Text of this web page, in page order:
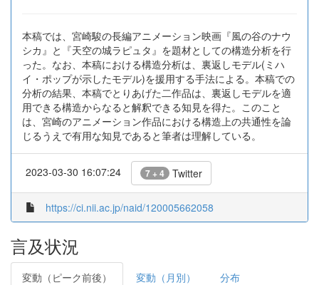
本稿では、宮崎駿の長編アニメーション映画『風の谷のナウ
シカ』と『天空の城ラピュタ』を題材としての構造分析を行
った。なお、本稿における構造分析は、裏返しモデル(ミハ
イ・ポップが示したモデル)を援用する手法による。本稿での
分析の結果、本稿でとりあげた二作品は、裏返しモデルを適
用できる構造からなると解釈できる知見を得た。このこと
は、宮崎のアニメーション作品における構造上の共通性を論
じるうえで有用な知見であると筆者は理解している。
2023-03-30 16:07:24 7 + 4 Twitter
https://ci.nii.ac.jp/naid/120005662058
言及状況
変動（ピーク前後） 変動（月別） 分布